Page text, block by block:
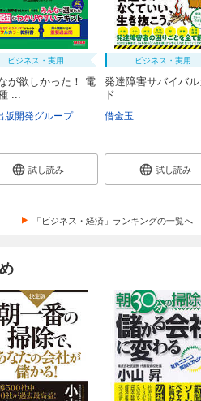
ビジネス・実用
が欲しかった！ 電
...
版開発グループ
試し読み
ビジネス・実用
発達障害サバイバ
ド
借金玉
試し読み
「ビジネス・経済」ランキングの一覧へ